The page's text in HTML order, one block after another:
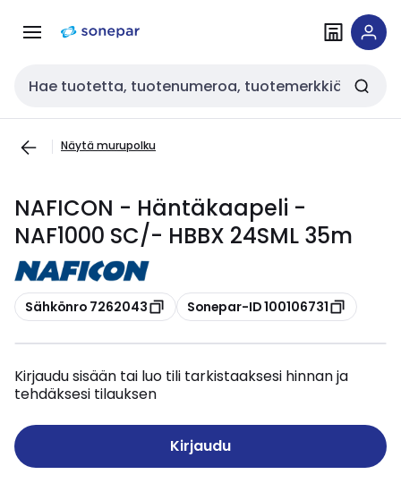
navigointiinsisältöön
Haku
Näytä murupolku
NAFICON - Häntäkaapeli -
NAF1000 SC/- HBBX 24SML 35m
Kopioi
Sähkönro 7262043 Kopioi
Sonepar-ID 100106731
Kirjaudu sisään tai luo tili tarkistaaksesi hinnan ja
tehdäksesi tilauksen
Kirjaudu